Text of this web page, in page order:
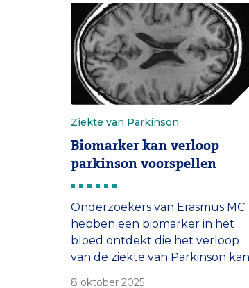
Ziekte van Parkinson
Biomarker kan verloop
parkinson voorspellen
Onderzoekers van Erasmus MC
hebben een biomarker in het
bloed ontdekt die het verloop
van de ziekte van Parkinson kan
8 oktober 2025